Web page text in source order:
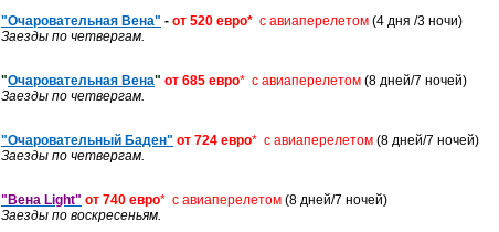
"Очаровательная Вена" - от 520 евро* с авиаперелетом (4 дня /3 ночи)
Заезды по четвергам.
"Очаровательная Вена" от 685 евро* с авиаперелетом (8 дней/7 ночей)
Заезды по четвергам.
"Очаровательный Баден" от 724 евро* с авиаперелетом (8 дней/7 ночей)
Заезды по четвергам.
"Вена Light" от 740 евро* с авиаперелетом (8 дней/7 ночей)
Заезды по воскресеньям.